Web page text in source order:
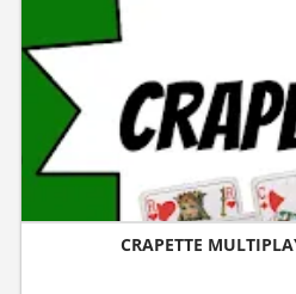
CRAPETTE